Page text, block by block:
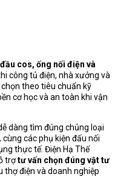
đầu cos, ống nối điện và
công tủ điện, nhà xưởng và
theo tiêu chuẩn kỹ
cơ học và an toàn khi vận
dàng tìm đúng chủng loại
cùng các phụ kiện đấu nối
thực tế. Điện Hạ Thế
trợtư vấn chọn đúng vật tư
thợ điện và doanh nghiệp